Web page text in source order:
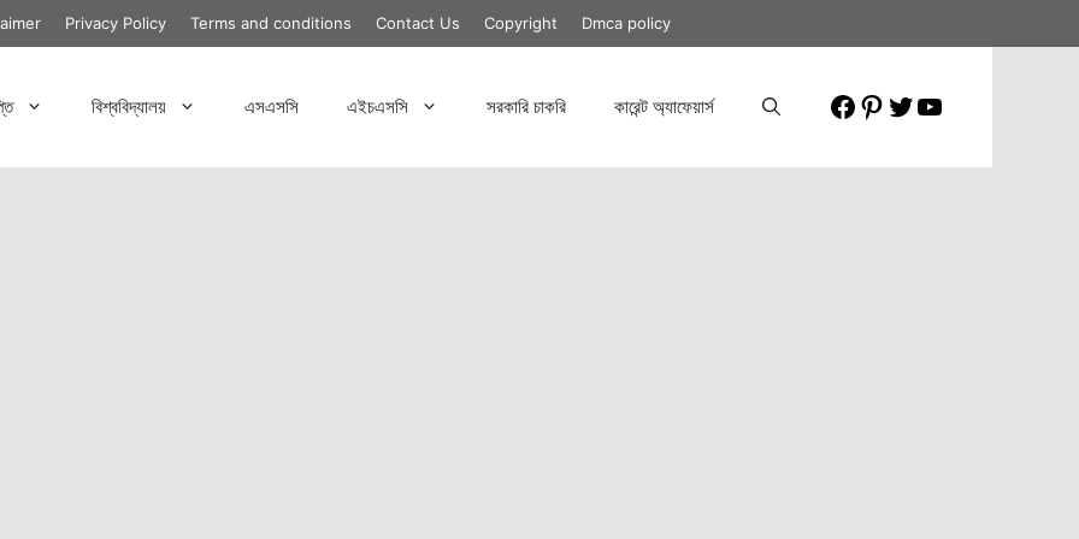
Privacy Policy Terms and conditions Contact Us Copyright Dmca policy
বিশ্ববিদ্যালয় এসএসসি এইচএসসি সরকারি চাকরি কারেন্ট অ্যাফেয়ার্স Facebook
Pinterest
Twitter
YouTube